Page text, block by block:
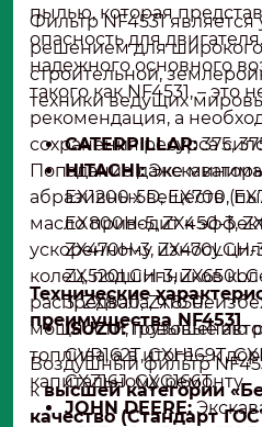
пылью, которая
опасность для
надежного основного
такого как NF4531, – это
рекомендация, а
сохранения ресурса
Попадание даже
абразивных веществ
масло приводит к
ускоренному износу
колец, подшипников
распредвала, что
мощности, повышению
топлива, а в итоге – к
капитальному ремонту.
Фильтр NF4531
решением для
строительной,
техники ведущих
CATERPILLAR:375,
HITACHI:
EX1200-5D, EX700,
EX800H-5, ZX450-3,
ZX470H-3, ZX470LCH-
ZX520LCH-3,
3, ZX800, ZX850.
ISUZU:Грузовые
CVR162T, CXH169T,
CXZ16J, GXG166T.
JOHN DEERE:
Технические
преимущества NF4531
Воздушный фильтр
квысшей категории
качество (Стандарт